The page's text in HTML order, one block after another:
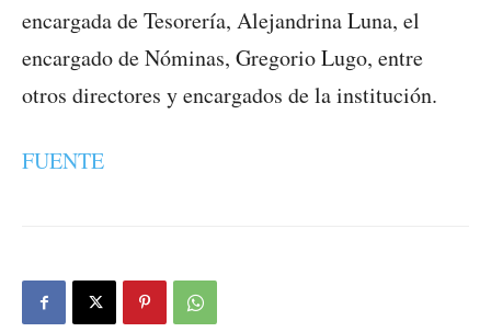
encargada de Tesorería, Alejandrina Luna, el
encargado de Nóminas, Gregorio Lugo, entre
otros directores y encargados de la institución.
FUENTE